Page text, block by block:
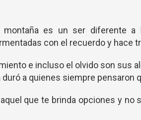
es un ser diferente a
con el recuerdo y hace
e incluso el olvido son sus
duró a quienes siempre pensaron
que te brinda opciones y no